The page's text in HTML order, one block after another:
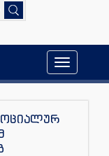
Toggle
navigation